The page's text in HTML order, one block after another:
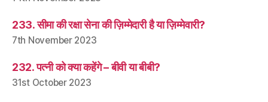
233. सीमा की रक्षा सेना की ज़िम्मेदारी है या ज़िम्मेवारी?
7th November 2023
232. पत्नी को क्या कहेंगे – बीवी या बीबी?
31st October 2023